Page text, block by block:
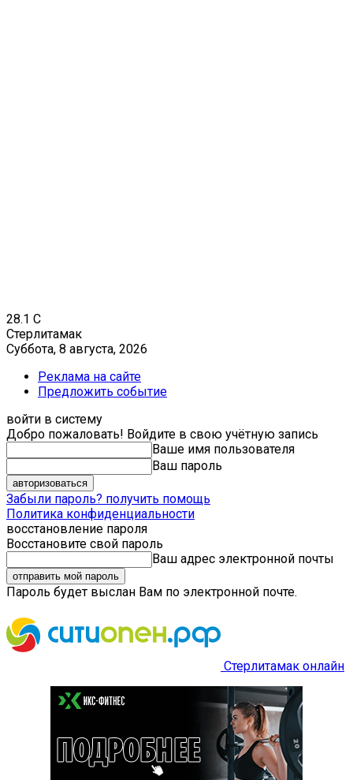
28.1 C
Стерлитамак
Суббота, 8 августа, 2026
Реклама на сайте
Предложить событие
войти в систему
Добро пожаловать! Войдите в свою учётную запись
Ваше имя пользователя
Ваш пароль
Забыли пароль? получить помощь
Политика конфиденциальности
восстановление пароля
Восстановите свой пароль
Ваш адрес электронной почты
Пароль будет выслан Вам по электронной почте.
Стерлитамак онлайн